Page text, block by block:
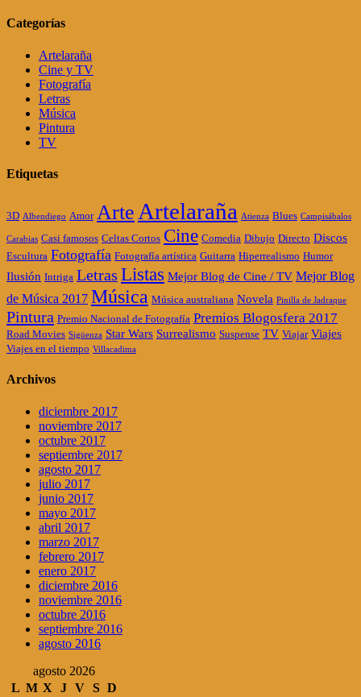
Categorías
Artelaraña
Cine y TV
Fotografía
Letras
Música
Pintura
TV
Etiquetas
3D Albendiego Amor Arte Artelaraña Atienza Blues Campisábalos
Carabias Casi famosos Celtas Cortos Cine Comedia Dibujo Directo Discos
Escultura Fotografía Fotografía artística Guitarra Hiperrealismo Humor
Ilusión Intriga Letras Listas Mejor Blog de Cine / TV Mejor Blog
de Música 2017 Música Música australiana Novela Pinilla de Jadraque
Pintura Premio Nacional de Fotografía Premios Blogosfera 2017
Road Movies Sigüenza Star Wars Surrealismo Suspense TV Viajar Viajes
Viajes en el tiempo Villacadima
Archivos
diciembre 2017
noviembre 2017
octubre 2017
septiembre 2017
agosto 2017
julio 2017
junio 2017
mayo 2017
abril 2017
marzo 2017
febrero 2017
enero 2017
diciembre 2016
noviembre 2016
octubre 2016
septiembre 2016
agosto 2016
agosto 2026
L M X J V S D